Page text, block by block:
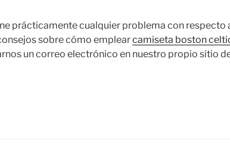
prácticamente cualquier problema con respecto
sobre cómo emplearcamiseta boston
un correo electrónico en nuestro propio sitio